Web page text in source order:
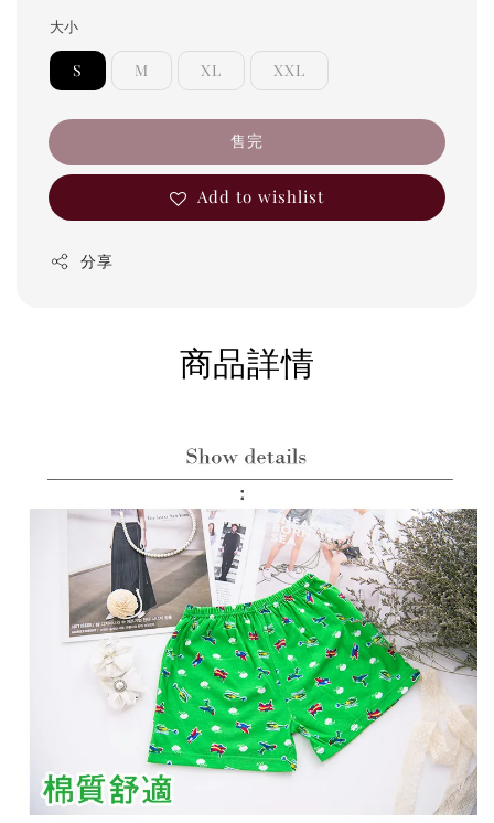
大小
S M XL XXL
售完
Add to wishlist
分享
商品詳情